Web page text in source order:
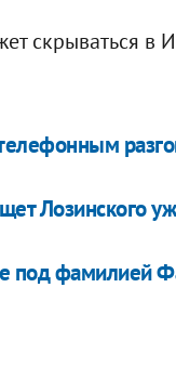
скрываться в
Лозинского
под фамилией